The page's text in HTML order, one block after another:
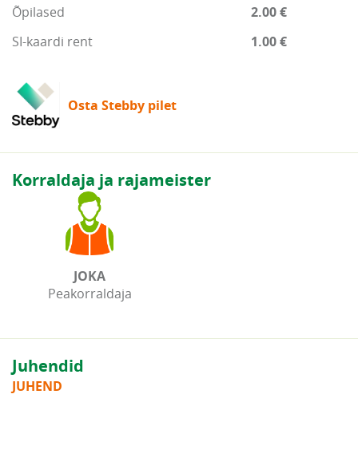
Õpilased
2.00 €
SI-kaardi rent
1.00 €
Osta Stebby pilet
Korraldaja ja rajameister
JOKA
Peakorraldaja
Juhendid
JUHEND